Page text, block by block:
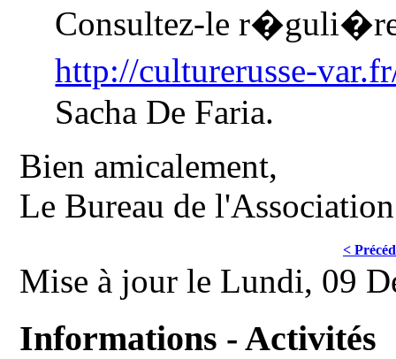
Consultez-le
http://culturerusse-
Sacha De Faria.
Bien amicalement,
Le Bureau de l'Association
<
Mise à jour le Lundi, 09
Informations - Activités